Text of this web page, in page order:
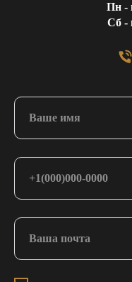
Пн -
Сб -